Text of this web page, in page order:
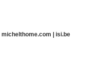
michelthome.com isi.be